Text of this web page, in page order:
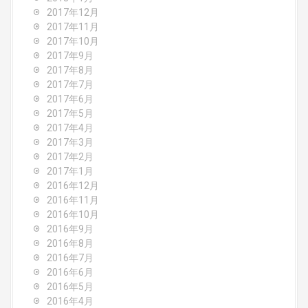
2017年12月
2017年11月
2017年10月
2017年9月
2017年8月
2017年7月
2017年6月
2017年5月
2017年4月
2017年3月
2017年2月
2017年1月
2016年12月
2016年11月
2016年10月
2016年9月
2016年8月
2016年7月
2016年6月
2016年5月
2016年4月